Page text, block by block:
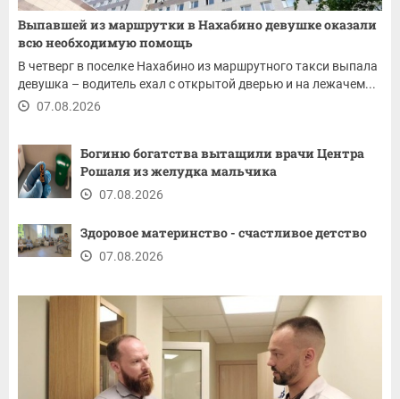
Выпавшей из маршрутки в Нахабино девушке оказали
всю необходимую помощь
В четверг в поселке Нахабино из маршрутного такси выпала
девушка – водитель ехал с открытой дверью и на лежачем...
07.08.2026
Богиню богатства вытащили врачи Центра
Рошаля из желудка мальчика
07.08.2026
Здоровое материнство - счастливое детство
07.08.2026